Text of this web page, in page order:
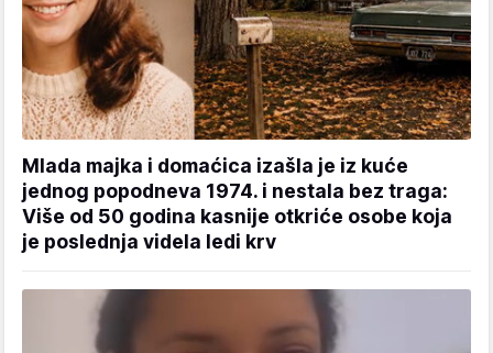
Mlada majka i domaćica izašla je iz kuće
jednog popodneva 1974. i nestala bez traga:
Više od 50 godina kasnije otkriće osobe koja
je poslednja videla ledi krv